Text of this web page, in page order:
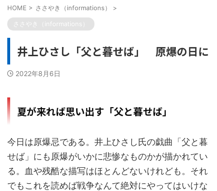
HOME > ささやき（informations） >
ささやき（informations）
井上ひさし「父と暮せば」 原爆の日に
2022年8月6日
夏が来れば思い出す「父と暮せば」
今日は原爆忌である。井上ひさし氏の戯曲「父と暮
せば」にも原爆がいかに悲惨なものかが描かれてい
る。血や残酷な描写はほとんどないけれども。それ
でもこれを読めば戦争なんて絶対にやってはいけな